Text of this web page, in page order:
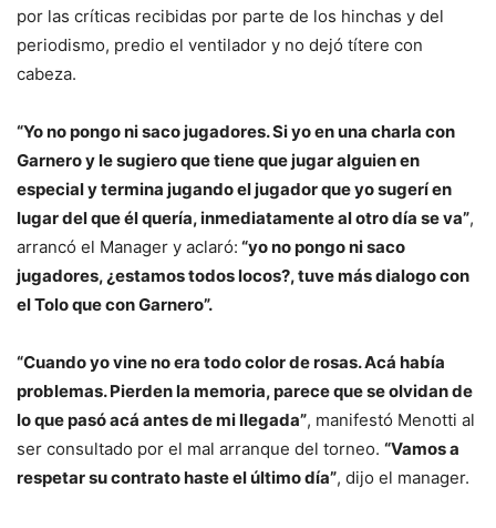
por las críticas recibidas por parte de los hinchas y del
periodismo, predio el ventilador y no dejó títere con
cabeza.
“Yo no pongo ni saco jugadores. Si yo en una charla con
Garnero y le sugiero que tiene que jugar alguien en
especial y termina jugando el jugador que yo sugerí en
lugar del que él quería, inmediatamente al otro día se va”,
arrancó el Manager y aclaró: “yo no pongo ni saco
jugadores, ¿estamos todos locos?, tuve más dialogo con
el Tolo que con Garnero”.
“Cuando yo vine no era todo color de rosas. Acá había
problemas. Pierden la memoria, parece que se olvidan de
lo que pasó acá antes de mi llegada”, manifestó Menotti al
ser consultado por el mal arranque del torneo. “Vamos a
respetar su contrato haste el último día”, dijo el manager.